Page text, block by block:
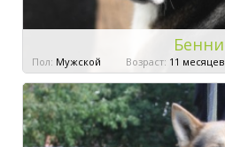
Бенни
Пол: Мужской Возраст: 11 месяцев